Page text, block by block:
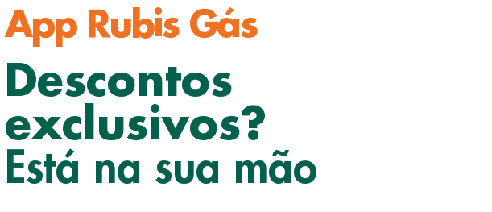
App Rubis Gás
Descontos
exclusivos?
Está na sua mão